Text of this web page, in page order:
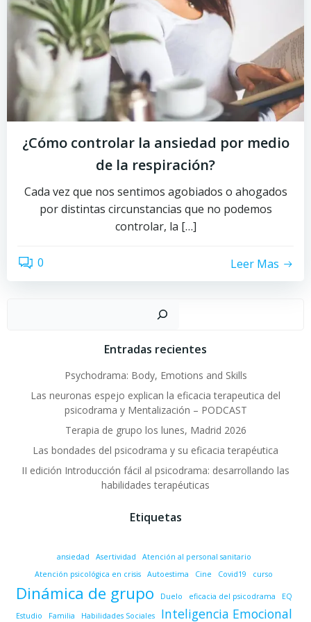
¿Cómo controlar la ansiedad por medio
de la respiración?
Cada vez que nos sentimos agobiados o ahogados
por distintas circunstancias que no podemos
controlar, la […]
0 Leer Mas
Buscar
Entradas recientes
Psychodrama: Body, Emotions and Skills
Las neuronas espejo explican la eficacia terapeutica del
psicodrama y Mentalización – PODCAST
Terapia de grupo los lunes, Madrid 2026
Las bondades del psicodrama y su eficacia terapéutica
II edición Introducción fácil al psicodrama: desarrollando las
habilidades terapéuticas
Etiquetas
ansiedad Asertividad
Atención al personal sanitario
Atención psicológica en crisis
Autoestima Cine Covid19 curso
Dinámica de grupo Duelo eficacia del psicodrama
EQ
Estudio
Familia Habilidades Sociales Inteligencia Emocional